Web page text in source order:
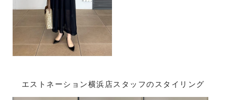
エストネーション横浜店スタッフのスタイリング